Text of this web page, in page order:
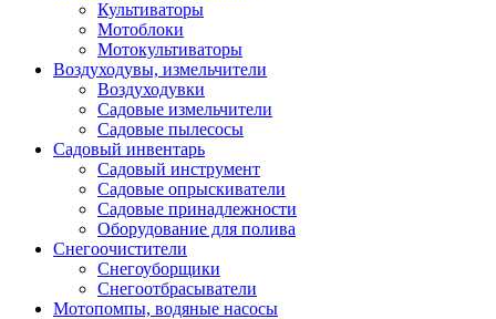
Культиваторы
Мотоблоки
Мотокультиваторы
Воздуходувы, измельчители
Воздуходувки
Садовые измельчители
Садовые пылесосы
Садовый инвентарь
Садовый инструмент
Садовые опрыскиватели
Садовые принадлежности
Оборудование для полива
Снегоочистители
Снегоуборщики
Снегоотбрасыватели
Мотопомпы, водяные насосы